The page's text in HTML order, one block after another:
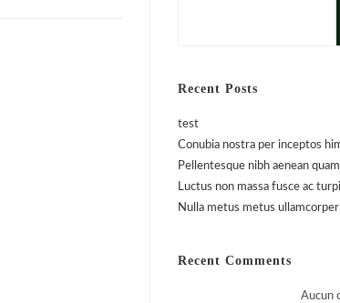
Recent Posts
test
Conubia nostra per inceptos
Pellentesque nibh aenean
Luctus non massa fusce ac
Nulla metus metus
Recent Comments
Aucun